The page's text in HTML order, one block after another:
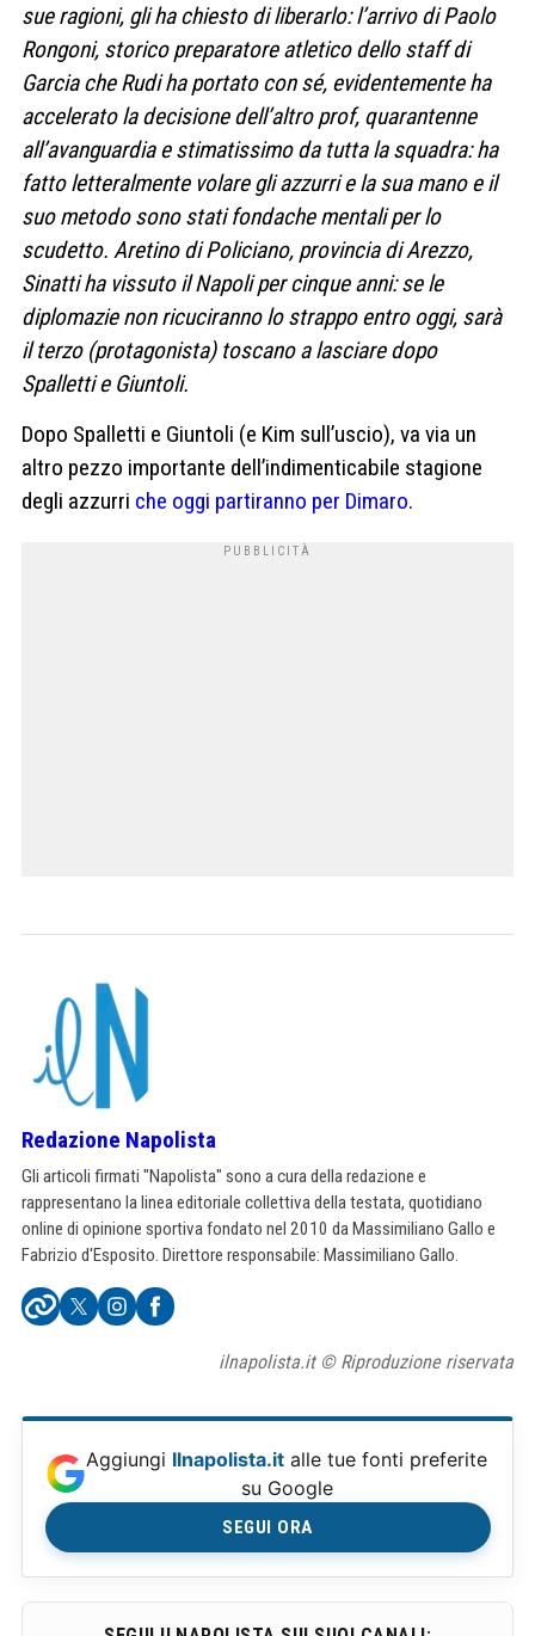
sue ragioni, gli ha chiesto di liberarlo: l’arrivo di Paolo
Rongoni, storico preparatore atletico dello staff di
Garcia che Rudi ha portato con sé, evidentemente ha
accelerato la decisione dell’altro prof, quarantenne
all’avanguardia e stimatissimo da tutta la squadra: ha
fatto letteralmente volare gli azzurri e la sua mano e il
suo metodo sono stati fondache mentali per lo
scudetto. Aretino di Policiano, provincia di Arezzo,
Sinatti ha vissuto il Napoli per cinque anni: se le
diplomazie non ricuciranno lo strappo entro oggi, sarà
il terzo (protagonista) toscano a lasciare dopo
Spalletti e Giuntoli.
Dopo Spalletti e Giuntoli (e Kim sull’uscio), va via un
altro pezzo importante dell’indimenticabile stagione
degli azzurri che oggi partiranno per Dimaro.
Redazione Napolista
Gli articoli firmati "Napolista" sono a cura della redazione e
rappresentano la linea editoriale collettiva della testata, quotidiano
online di opinione sportiva fondato nel 2010 da Massimiliano Gallo e
Fabrizio d'Esposito. Direttore responsabile: Massimiliano Gallo.
ilnapolista.it © Riproduzione riservata
Aggiungi Ilnapolista.it alle tue fonti preferite
su Google
SEGUI ORA